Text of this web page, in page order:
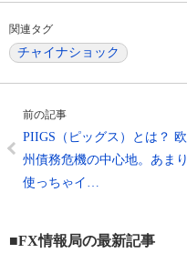
関連タグ
チャイナショック
前の記事
PIIGS（ピッグス）とは？ 欧
州債務危機の中心地。あまり
使っちゃイ…
■FX情報局の最新記事